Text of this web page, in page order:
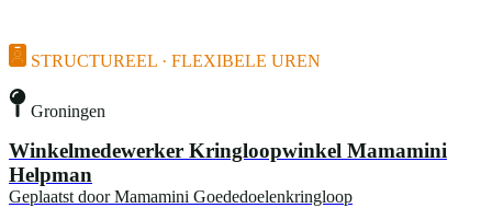
STRUCTUREEL · FLEXIBELE UREN
Groningen
Winkelmedewerker Kringloopwinkel Mamamini
Helpman
Geplaatst door Mamamini Goededoelenkringloop